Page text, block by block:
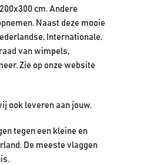
cm. Andere
Naast deze mooie
Internationale,
van wimpels,
Zie op onze website
ook leveren aan jouw.
tegen een kleine en
De meeste vlaggen